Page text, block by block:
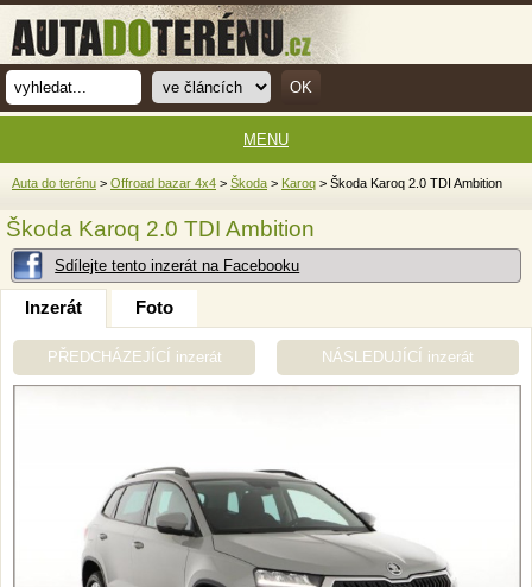
Auta do terénu > Offroad bazar 4x4 > Škoda > Karoq > Škoda Karoq 2.0 TDI Ambition
Škoda Karoq 2.0 TDI Ambition
Sdílejte tento inzerát na Facebooku
Inzerát Foto
PŘEDCHÁZEJÍCÍ inzerát NÁSLEDUJÍCÍ inzerát
MENU